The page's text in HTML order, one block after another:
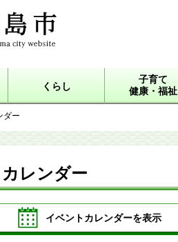
city
くらし
子育て
健康・福祉
ダー
レンダー
イベントカレンダーを表示